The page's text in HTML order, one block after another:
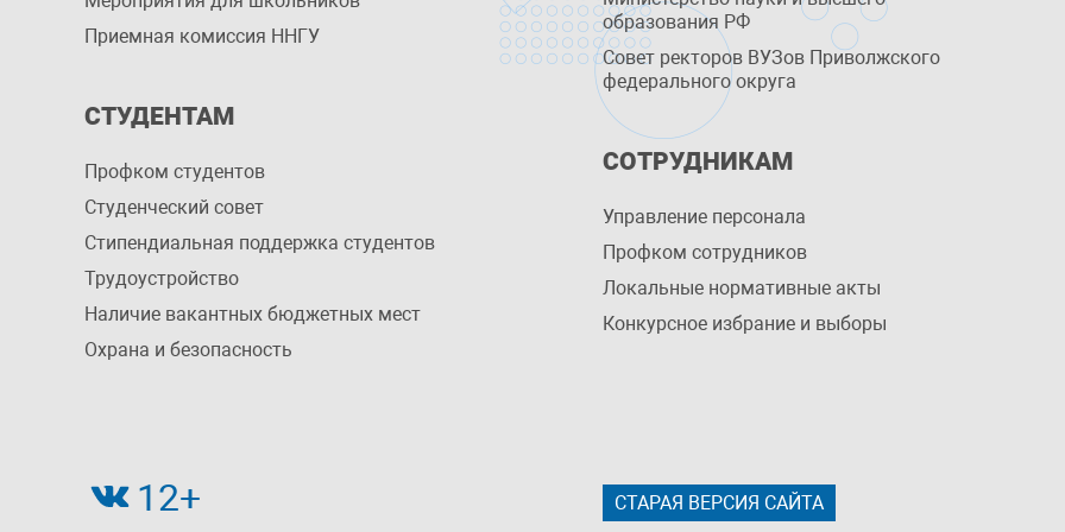
Приемная комиссия ННГУ
СТУДЕНТАМ
Профком студентов
Студенческий совет
Стипендиальная поддержка студентов
Трудоустройство
Наличие вакантных бюджетных мест
Охрана и безопасность
образования РФ
Совет ректоров ВУЗов Приволжского
федерального округа
СОТРУДНИКАМ
Управление персоналa
Профком сотрудников
Локальные нормативные акты
Конкурсное избрание и выборы
12+ СТАРАЯ ВЕРСИЯ САЙТА